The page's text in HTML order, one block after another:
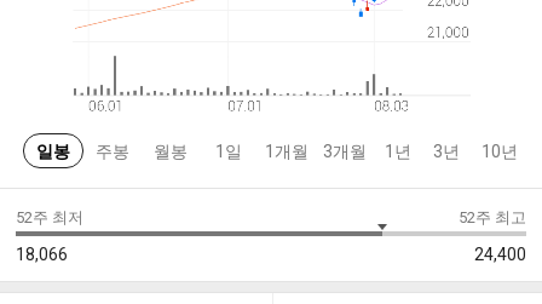
일봉 주봉 월봉 1일 1개월 3개월 1년 3년 10년
52주 최저
18,066
52주 최고
24,400